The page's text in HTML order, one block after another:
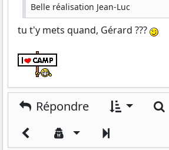
Belle réalisation Jean-Luc
tu t'y mets quand, Gérard ???
Répondre